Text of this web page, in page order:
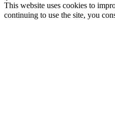
This website uses cookies to
continuing to use the site, you